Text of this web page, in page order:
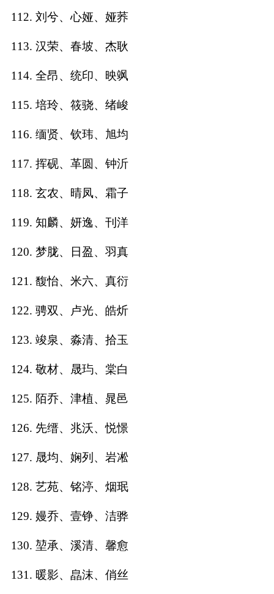
112. 刘兮、心娅、娅荞
113. 汉荣、春坡、杰耿
114. 全昂、统印、映飒
115. 培玲、筱骁、绪峻
116. 缅贤、钦玮、旭均
117. 挥砚、革圆、钟沂
118. 玄农、晴凤、霜子
119. 知麟、妍逸、刊洋
120. 梦胧、日盈、羽真
121. 馥怡、米六、真衍
122. 骋双、卢光、皓炘
123. 竣泉、淼清、拾玉
124. 敬材、晟玙、棠白
125. 陌乔、津植、晁邑
126. 先缙、兆沃、悦憬
127. 晟均、娴列、岩凇
128. 艺苑、铭渟、烟珉
129. 嫚乔、壹铮、洁骅
130. 堃承、溪清、馨愈
131. 暖影、皛沫、俏丝